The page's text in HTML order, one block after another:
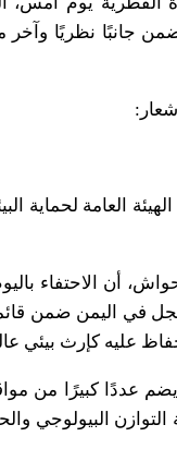
جانبًا نظريًا وآخر
العامة لحماية
أن الاحتفاء
في اليمن ضمن
عليه كإرث بيئي
عددًا كبيرًا من
التوازن البيولوجي